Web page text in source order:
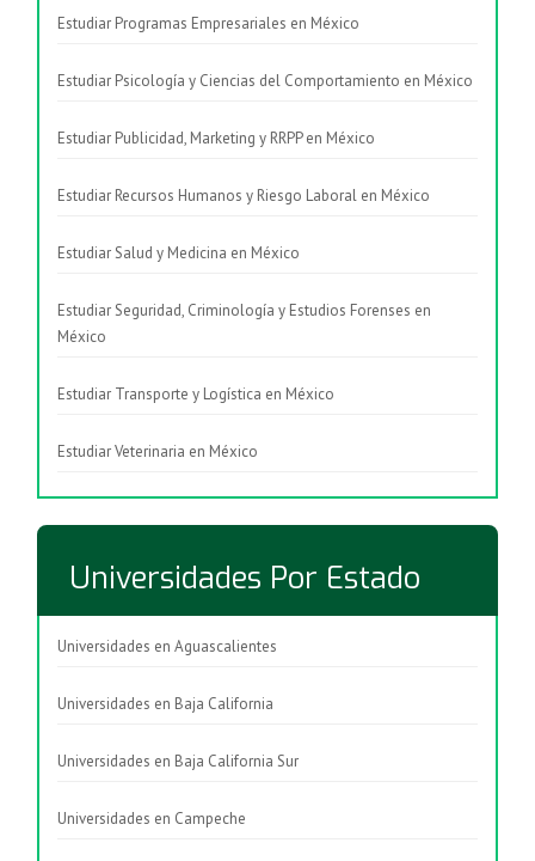
Estudiar Programas Empresariales en México
Estudiar Psicología y Ciencias del Comportamiento en México
Estudiar Publicidad, Marketing y RRPP en México
Estudiar Recursos Humanos y Riesgo Laboral en México
Estudiar Salud y Medicina en México
Estudiar Seguridad, Criminología y Estudios Forenses en
México
Estudiar Transporte y Logística en México
Estudiar Veterinaria en México
Universidades Por Estado
Universidades en Aguascalientes
Universidades en Baja California
Universidades en Baja California Sur
Universidades en Campeche